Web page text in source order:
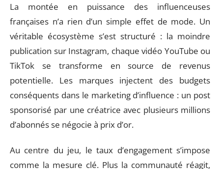
La montée en puissance des influenceuses
françaises n’a rien d’un simple effet de mode. Un
véritable écosystème s’est structuré : la moindre
publication sur Instagram, chaque vidéo YouTube ou
TikTok se transforme en source de revenus
potentielle. Les marques injectent des budgets
conséquents dans le marketing d’influence : un post
sponsorisé par une créatrice avec plusieurs millions
d’abonnés se négocie à prix d’or.
Au centre du jeu, le taux d’engagement s’impose
comme la mesure clé. Plus la communauté réagit,